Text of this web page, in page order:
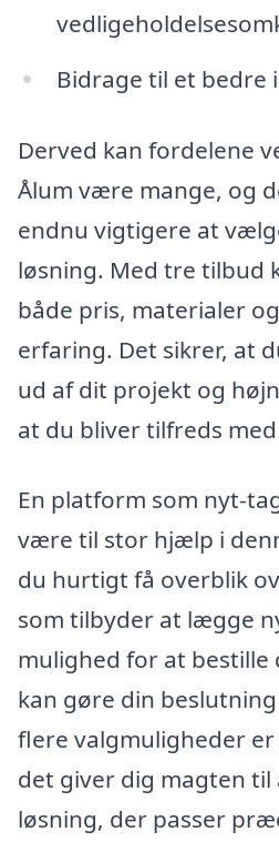
Bidrage til et bedre
Derved kan fordelene
Ålum være mange, og
endnu vigtigere at
løsning. Med tre tilbud
både pris, materialer
erfaring. Det sikrer, at
ud af dit projekt og
at du bliver tilfreds
En platform som nyt-
være til stor hjælp i
du hurtigt få overblik
som tilbyder at lægge
mulighed for at
kan gøre din
flere valgmuligheder
det giver dig magten
løsning, der passer